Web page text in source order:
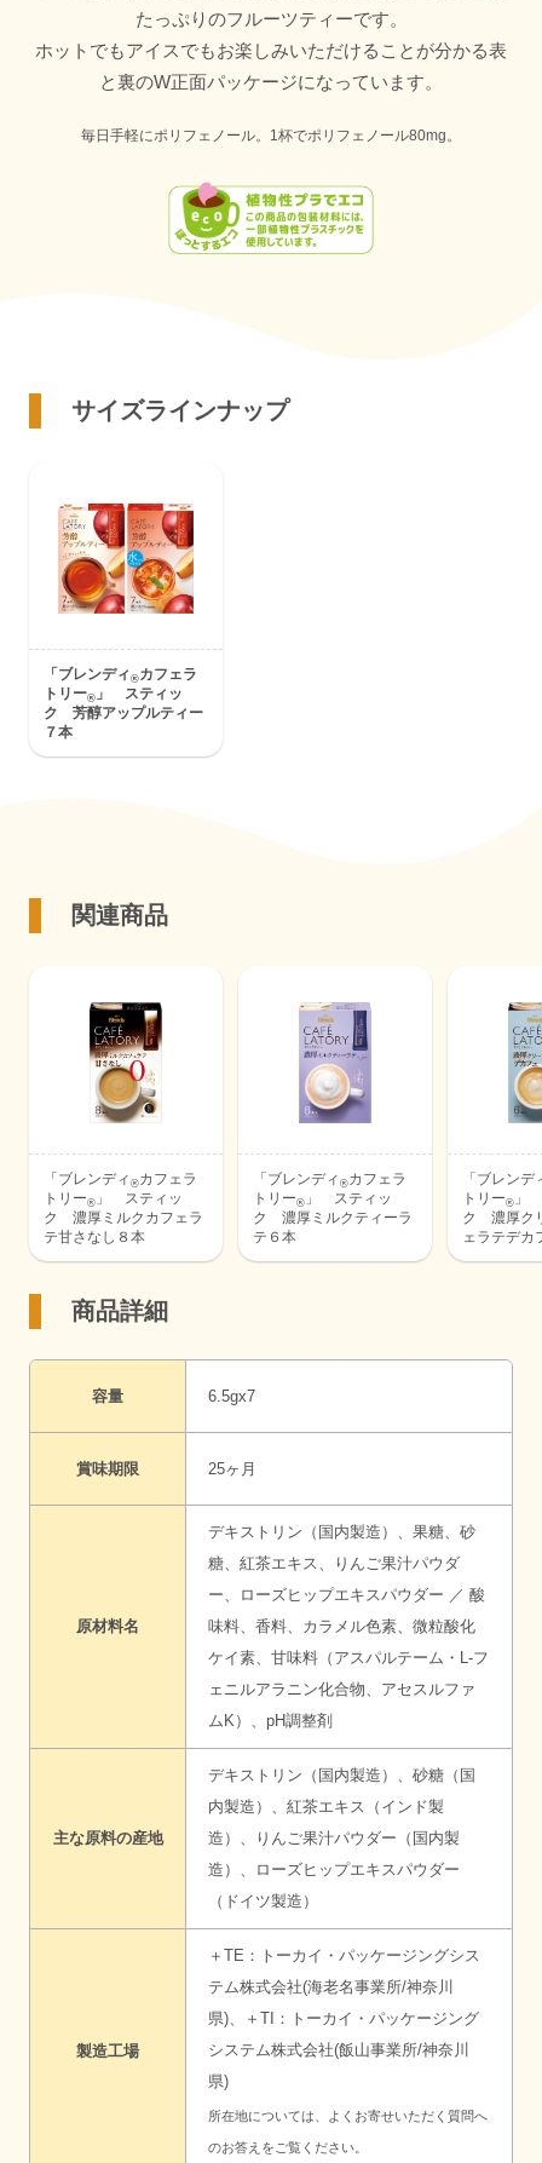
たっぷりのフルーツティーです。
ホットでもアイスでもお楽しみいただけることが分かる表
と裏のW正面パッケージになっています。
毎日手軽にポリフェノール。1杯でポリフェノール80mg。
サイズラインナップ
「ブレンディ ®カフェラ
トリー® 」 スティッ
ク 芳醇アップルティー
７本
関連商品
「ブレンディ ®カフェラ
トリー® 」 スティッ
ク 濃厚ミルクカフェラ
テ甘さなし８本
「ブレンディ ®カフェラ
トリー® 」 スティッ
ク 濃厚ミルクティーラ
テ６本
「ブレンデ
トリー® 」
ク 濃厚ク
ェラテデカ
商品詳細
容量 6.5gx7
賞味期限 25ヶ月
原材料名
デキストリン（国内製造）、果糖、砂
糖、紅茶エキス、りんご果汁パウダ
ー、ローズヒップエキスパウダー ／ 酸
味料、香料、カラメル色素、微粒酸化
ケイ素、甘味料（アスパルテーム・L-フ
ェニルアラニン化合物、アセスルファ
ムK）、pH調整剤
主な原料の産地
デキストリン（国内製造）、砂糖（国
内製造）、紅茶エキス（インド製
造）、りんご果汁パウダー（国内製
造）、ローズヒップエキスパウダー
（ドイツ製造）
製造工場
＋TE：トーカイ・パッケージングシス
テム株式会社(海老名事業所/神奈川
県)、＋TI：トーカイ・パッケージング
システム株式会社(飯山事業所/神奈川
県)
所在地については、 よくお寄せいただく質問へ
のお答え をご覧ください。